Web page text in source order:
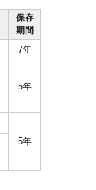
保存
期間
7年
5年
5年